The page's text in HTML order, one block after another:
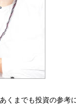
くまでも投資の参考